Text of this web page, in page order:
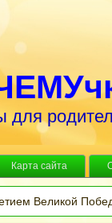
для
Карта сайта
Великой